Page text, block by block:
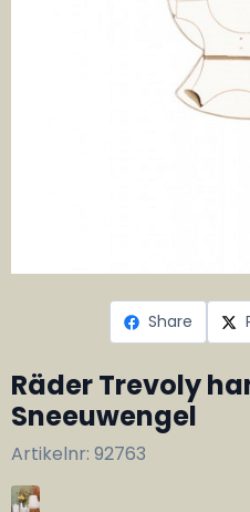
Share
Räder Trevoly
Sneeuwengel
Artikelnr: 92763